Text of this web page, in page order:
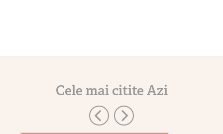
Cele mai citite Azi